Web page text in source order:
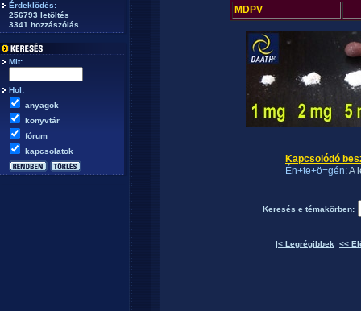
Érdeklődés:
256793 letöltés
3341 hozzászólás
Mit:
Hol:
anyagok
könyvtár
fórum
kapcsolatok
MDPV
Kapcsolódó
Én+te+ö=gén: A
Keresés e témakörben:
|< Legrégibbek <<